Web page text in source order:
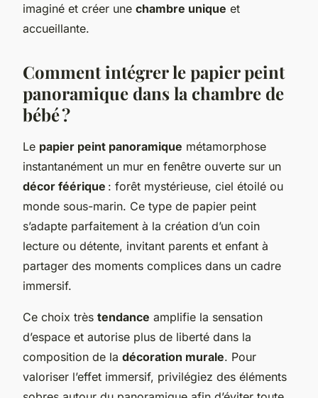
imaginé et créer une chambre unique et
accueillante.
Comment intégrer le papier peint
panoramique dans la chambre de
bébé ?
Le papier peint panoramique métamorphose
instantanément un mur en fenêtre ouverte sur un
décor féérique : forêt mystérieuse, ciel étoilé ou
monde sous-marin. Ce type de papier peint
s’adapte parfaitement à la création d’un coin
lecture ou détente, invitant parents et enfant à
partager des moments complices dans un cadre
immersif.
Ce choix très tendance amplifie la sensation
d’espace et autorise plus de liberté dans la
composition de la décoration murale. Pour
valoriser l’effet immersif, privilégiez des éléments